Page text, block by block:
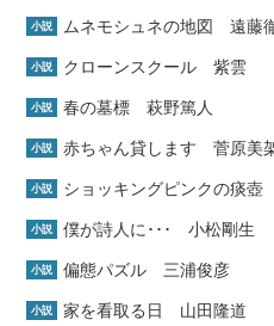
小説 ムネモシュネの地図 遠藤
小説 クローンスクール 紫雲
小説 春の墓標 萩野篤人
小説 赤ちゃん貸します 菅原美
小説 ショッキングピンクの痰壺
小説 僕が詩人に･･･ 小松剛生
小説 偏態パズル 三浦俊彦
小説 家を看取る日 山田隆道